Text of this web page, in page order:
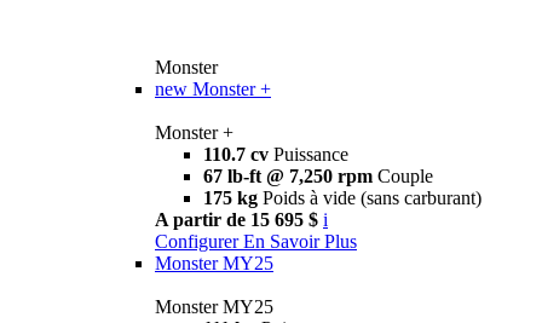
Monster
new Monster +
Monster +
110.7 cv Puissance
67 lb-ft @ 7,250 rpm Couple
175 kg Poids à vide (sans carburant)
A partir de 15 695 $ i
Configurer En Savoir Plus
Monster MY25
Monster MY25